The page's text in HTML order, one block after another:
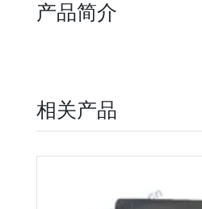
产品简介
相关产品